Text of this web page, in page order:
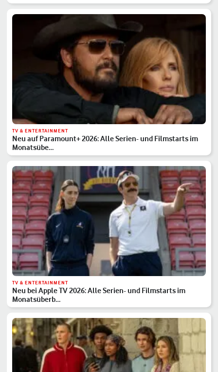
TV & ENTERTAINMENT
Neu auf Paramount+ 2026: Alle Serien- und Filmstarts im
Monatsübe…
TV & ENTERTAINMENT
Neu bei Apple TV 2026: Alle Serien- und Filmstarts im
Monatsüberb…